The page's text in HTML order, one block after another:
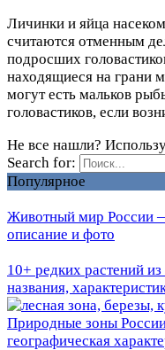
Личинки и яйца
считаются отменным
подросших
находящиеся на грани
могут есть мальков
головастиков, если
Не все нашли?
Search for:
Популярное
Животный мир России
описание и фото
10+ редких растений
названия,
Природные зоны
географическая